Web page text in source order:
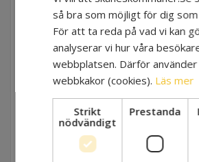
04 EVENEMANGSINFO
2024-06-04 10:00 - 11:30
Teams
så bra som möjligt för dig
För att ta reda på vad vi kan
analyserar vi hur våra
webbplatsen. Därför använder
webbkakor (cookies). Läs mer
Strikt
nödvändigt
Prestanda